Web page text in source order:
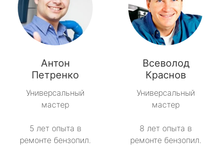
Антон
Петренко
Универсальный
мастер
5 лет опыта в
ремонте бензопил.
Всеволод
Краснов
Универсальный
мастер
8 лет опыта в
ремонте бензопил.